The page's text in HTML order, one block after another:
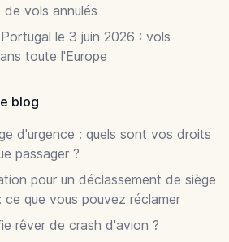
vols annulés
le 3 juin 2026 : vols
toute l'Europe
blog
d'urgence : quels sont vos droits
passager ?
pour un déclassement de siège
ce que vous pouvez réclamer
rêver de crash d'avion ?